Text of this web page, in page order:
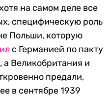
на самом деле все
специфическую роль
Польши, которую
с Германией по пакту
Великобритания и
предали,
в сентябре 1939